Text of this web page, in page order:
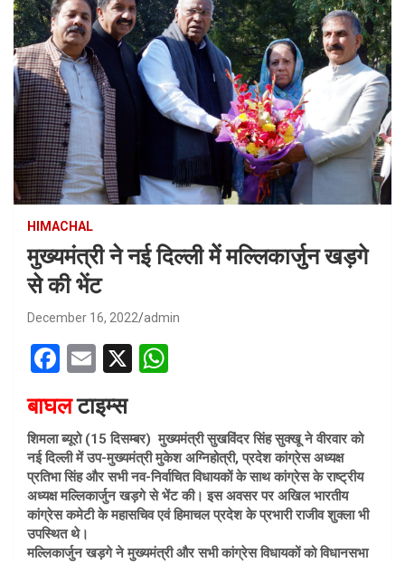
HIMACHAL
मुख्यमंत्री ने नई दिल्ली मेें मल्लिकार्जुन खड़गे
से की भेंट
December 16, 2022 admin
F
ce
b
o
o
k
E
ail
X
s
A
p
बाघलटाइम्स
शिमला ब्यूरो (15 दिसम्बर) मुख्यमंत्री सुखविंदर सिंह सुक्खू ने वीरवार को
नई दिल्ली में उप-मुख्यमंत्री मुकेश अग्निहोत्री, प्रदेश कांग्रेस अध्यक्ष
प्रतिभा सिंह और सभी नव-निर्वाचित विधायकों के साथ कांग्रेस के राष्ट्रीय
अध्यक्ष मल्लिकार्जुन खड़गे से भेंट की। इस अवसर पर अखिल भारतीय
कांग्रेस कमेटी के महासचिव एवं हिमाचल प्रदेश के प्रभारी राजीव शुक्ला भी
उपस्थित थे।
मल्लिकार्जुन खड़गे ने मुख्यमंत्री और सभी कांग्रेस विधायकों को विधानसभा